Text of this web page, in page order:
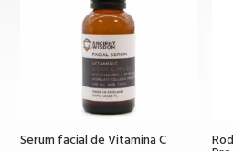
Serum facial de Vitamina C